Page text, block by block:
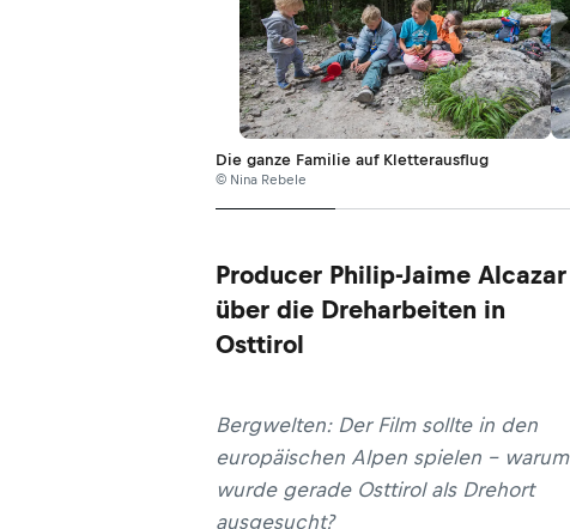
Die ganze Familie auf Kletterausflug
© Nina Rebele
Producer Philip-Jaime Alcazar
über die Dreharbeiten in
Osttirol
Bergwelten: Der Film sollte in den
europäischen Alpen spielen – warum
wurde gerade Osttirol als Drehort
ausgesucht?